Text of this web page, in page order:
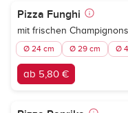
Pizza Funghi
mit frischen Champignons
Ø 24 cm Ø 29 cm Ø
ab 5,80 €